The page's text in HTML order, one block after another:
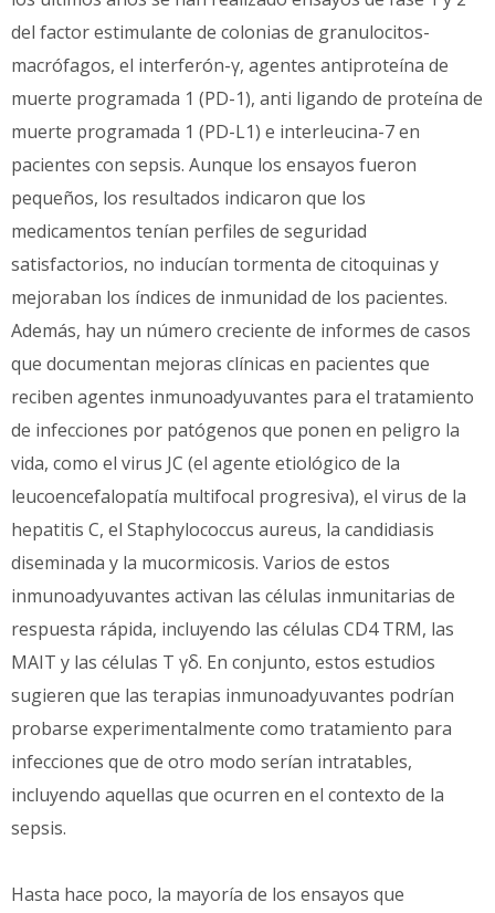
del factor estimulante de colonias de granulocitos-
macrófagos, el interferón-γ, agentes antiproteína de
muerte programada 1 (PD-1), anti ligando de proteína de
muerte programada 1 (PD-L1) e interleucina-7 en
pacientes con sepsis. Aunque los ensayos fueron
pequeños, los resultados indicaron que los
medicamentos tenían perfiles de seguridad
satisfactorios, no inducían tormenta de citoquinas y
mejoraban los índices de inmunidad de los pacientes.
Además, hay un número creciente de informes de casos
que documentan mejoras clínicas en pacientes que
reciben agentes inmunoadyuvantes para el tratamiento
de infecciones por patógenos que ponen en peligro la
vida, como el virus JC (el agente etiológico de la
leucoencefalopatía multifocal progresiva), el virus de la
hepatitis C, el Staphylococcus aureus, la candidiasis
diseminada y la mucormicosis. Varios de estos
inmunoadyuvantes activan las células inmunitarias de
respuesta rápida, incluyendo las células CD4 TRM, las
MAIT y las células T γδ. En conjunto, estos estudios
sugieren que las terapias inmunoadyuvantes podrían
probarse experimentalmente como tratamiento para
infecciones que de otro modo serían intratables,
incluyendo aquellas que ocurren en el contexto de la
sepsis.
Hasta hace poco, la mayoría de los ensayos que